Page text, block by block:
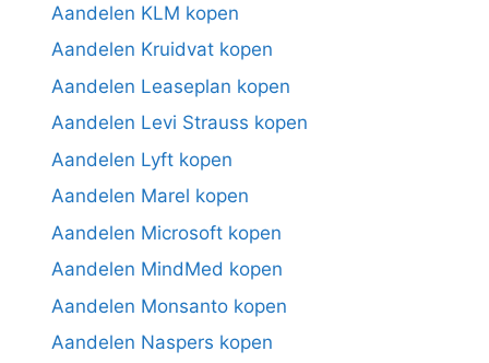
Aandelen KLM kopen
Aandelen Kruidvat kopen
Aandelen Leaseplan kopen
Aandelen Levi Strauss kopen
Aandelen Lyft kopen
Aandelen Marel kopen
Aandelen Microsoft kopen
Aandelen MindMed kopen
Aandelen Monsanto kopen
Aandelen Naspers kopen